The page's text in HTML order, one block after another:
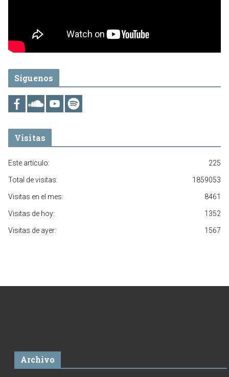
Síguenos
Visitas
225
Este artículo:
1859053
Total de visitas:
8461
Visitas en el mes:
1352
Visitas de hoy:
1567
Visitas de ayer:
Archivo